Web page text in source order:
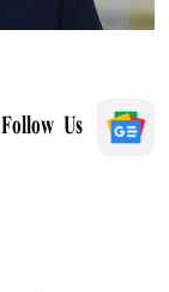
Follow Us